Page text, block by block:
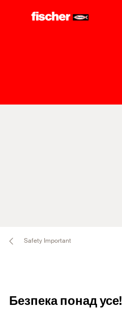
Safety Important
Безпека понад усе!